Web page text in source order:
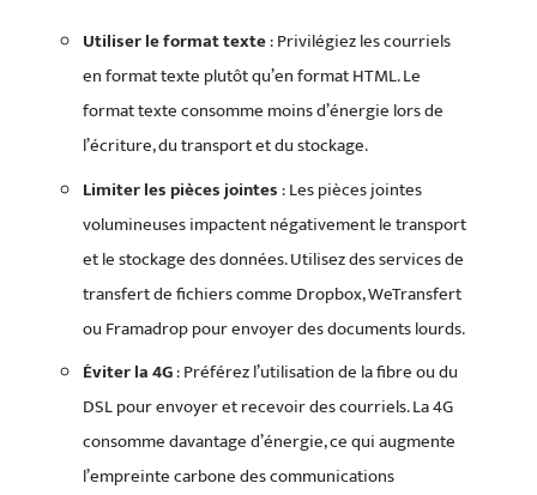
Utiliser le format texte: Privilégiez les courriels
en format texte plutôt qu’en format HTML. Le
format texte consomme moins d’énergie lors de
l’écriture, du transport et du stockage.
Limiter les pièces jointes: Les pièces jointes
volumineuses impactent négativement le transport
et le stockage des données. Utilisez des services de
transfert de fichiers comme Dropbox, WeTransfert
ou Framadrop pour envoyer des documents lourds.
Éviter la 4G: Préférez l’utilisation de la fibre ou du
DSL pour envoyer et recevoir des courriels. La 4G
consomme davantage d’énergie, ce qui augmente
l’empreinte carbone des communications